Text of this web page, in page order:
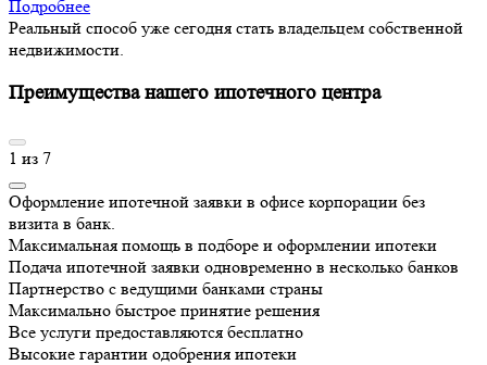
Подробнее
Реальный способ уже сегодня стать владельцем собственной
недвижимости.
Преимущества нашего ипотечного центра
1 из 7
Оформление ипотечной заявки в офисе корпорации без
визита в банк.
Максимальная помощь в подборе и оформлении ипотеки
Подача ипотечной заявки одновременно в несколько банков
Партнерство с ведущими банками страны
Максимально быстрое принятие решения
Все услуги предоставляются бесплатно
Высокие гарантии одобрения ипотеки